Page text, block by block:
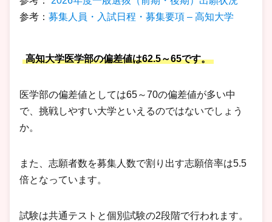
参考： 募集人員・入試日程・募集要項 – 高知大学
高知大学医学部の偏差値は62.5～65です。
医学部の偏差値としては65～70の偏差値が多い中
で、挑戦しやすい大学といえるのではないでしょう
か。
また、志願者数を募集人数で割り出す志願倍率は5.5
倍となっています。
試験は共通テストと個別試験の2段階で行われます。